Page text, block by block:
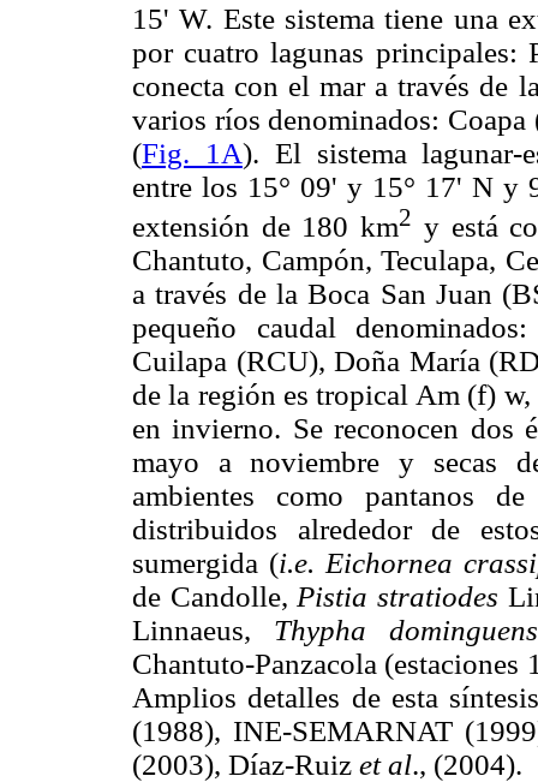
15' W. Este sistema tiene una
por cuatro lagunas principales:
conecta con el mar a través de
varios ríos denominados:
(Fig. 1A). El sistema lagunar-
entre los 15° 09' y 15° 17' N y
extensión de 180 km2 y está
Chantuto, Campón, Teculapa,
a través de la Boca San Juan
pequeño caudal
Cuilapa (RCU), Doña María
de la región es tropical Am (f)
en invierno. Se reconocen dos
mayo a noviembre y secas
ambientes como pantanos
distribuidos alrededor de
sumergida (i.e. Eichornea
de Candolle, Pistia stratiodes
Linnaeus, Thypha
Chantuto-Panzacola (estaciones
Amplios detalles de esta
(1988), INE-SEMARNAT
(2003), Díaz-Ruiz et al., (2004).